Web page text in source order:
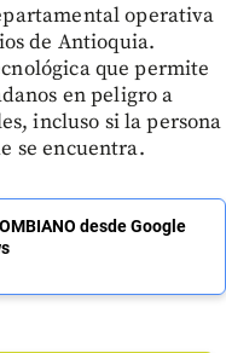
operativa
de Antioquia.
que permite
en peligro a
incluso si la persona
se encuentra.
desde Google